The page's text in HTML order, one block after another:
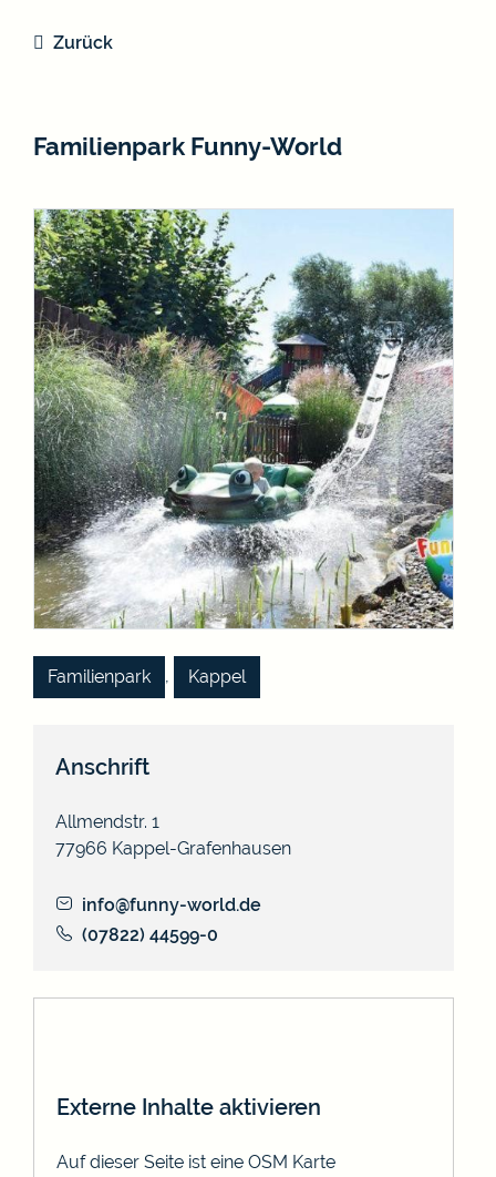
Zurück
Familienpark Funny-World
Anschrift
Allmendstr. 1
77966 Kappel-Grafenhausen
info@funny-world.de
(07822) 44599-0
Externe Inhalte aktivieren
Auf dieser Seite ist eine OSM Karte
Familienpark , Kappel